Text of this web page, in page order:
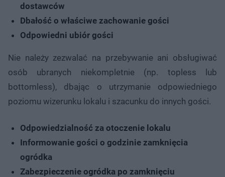
dostawców
Dbałość o właściwe zachowanie gości
Odpowiedni ubiór gości
Nie należy zezwalać na przebywanie ani obsługiwać
osób ubranych niekompletnie (np. topless lub
bottomless), dbając o utrzymanie odpowiedniego
poziomu wizerunku lokalu i szacunku do innych gości.
Odpowiedzialność za otoczenie lokalu
Informowanie gości o godzinie zamknięcia
ogródka
Zabezpieczenie ogródka po zamknięciu